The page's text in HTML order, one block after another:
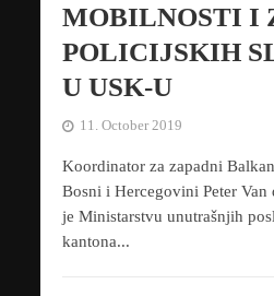
MOBILNOSTI I
POLICIJSKIH
U USK-U
11. October 2019
Koordinator za zapadni
Bosni i Hercegovini Peter Van
je Ministarstvu unutrašnjih
kantona...